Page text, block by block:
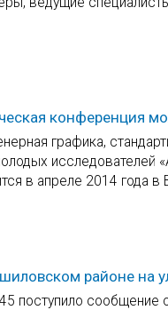
конференция
графика,
исследователей
в апреле 2014 года в
районе на
поступило